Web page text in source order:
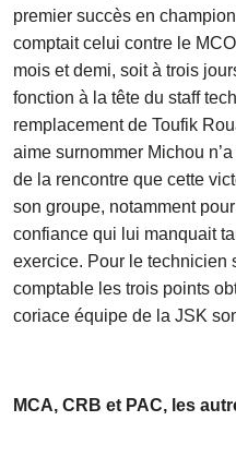
premier succès en
comptait celui contre le
mois et demi, soit à trois
fonction à la tête du staff
remplacement de Toufik
aime surnommer Michou
de la rencontre que cette
son groupe, notamment
confiance qui lui manquait
exercice. Pour le technicien
comptable les trois points
coriace équipe de la JSK
MCA, CRB et PAC, les